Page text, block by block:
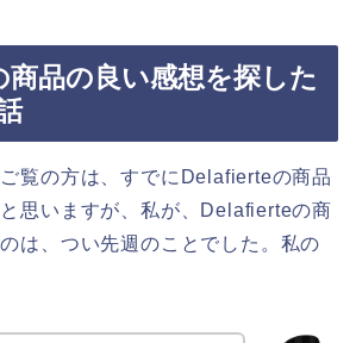
品の良い感想を探した
覧の方は、すでにDelafierteの商品
思いますが、私が、Delafierteの商
は、つい先週のことでした。私の